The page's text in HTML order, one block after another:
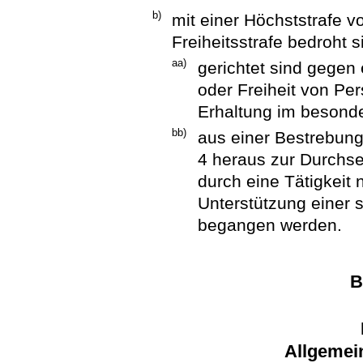
b)
mit einer Höchststrafe
Freiheitsstrafe bedroht
aa)
gerichtet sind gegen
oder Freiheit von
Erhaltung im
bb)
aus einer
4 heraus zur
durch eine Tätigkeit
Unterstützung einer
begangen werden.